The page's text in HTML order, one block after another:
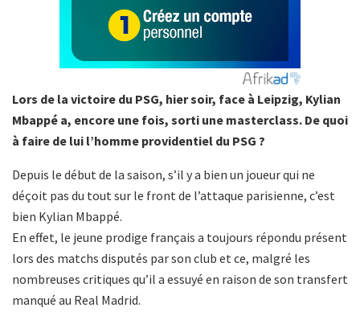
Lors de la victoire du PSG, hier soir, face à Leipzig, Kylian
Mbappé a, encore une fois, sorti une masterclass. De quoi
à faire de lui l’homme providentiel du PSG ?
Depuis le début de la saison, s’il y a bien un joueur qui ne
déçoit pas du tout sur le front de l’attaque parisienne, c’est
bien Kylian Mbappé.
En effet, le jeune prodige français a toujours répondu présent
lors des matchs disputés par son club et ce, malgré les
nombreuses critiques qu’il a essuyé en raison de son transfert
manqué au Real Madrid.